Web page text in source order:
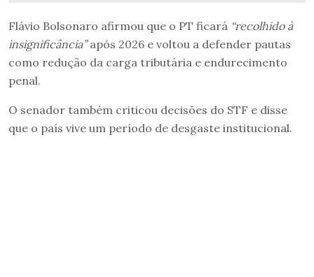
Flávio Bolsonaro afirmou que o PT ficará “recolhido à
insignificância”após 2026 e voltou a defender pautas
como redução da carga tributária e endurecimento
penal.
O senador também criticou decisões do STF e disse
que o país vive um período de desgaste institucional.